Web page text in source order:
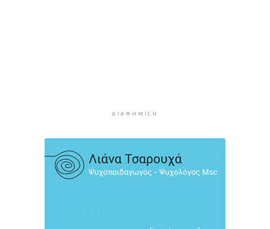
Οκτώ ναυτιλιακές ενώσεις κατά των διοδίων
στo Στενό του Ορμούζ
10 ώρες 6 λεπτά πρίν
ΔΙΑΦΉΜΙΣΗ